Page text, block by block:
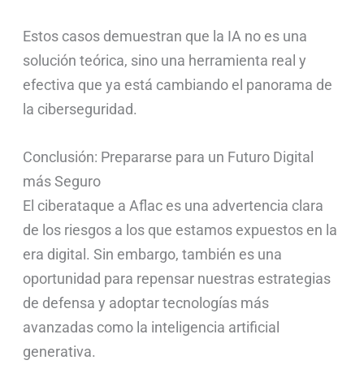
Estos casos demuestran que la IA no es una
solución teórica, sino una herramienta real y
efectiva que ya está cambiando el panorama de
la ciberseguridad.
Conclusión: Prepararse para un Futuro Digital
más Seguro
El ciberataque a Aflac es una advertencia clara
de los riesgos a los que estamos expuestos en la
era digital. Sin embargo, también es una
oportunidad para repensar nuestras estrategias
de defensa y adoptar tecnologías más
avanzadas como la inteligencia artificial
generativa.